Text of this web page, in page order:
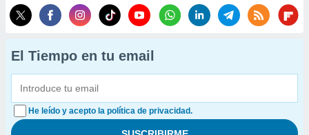
El Tiempo en tu email
He leído y acepto la política de privacidad.